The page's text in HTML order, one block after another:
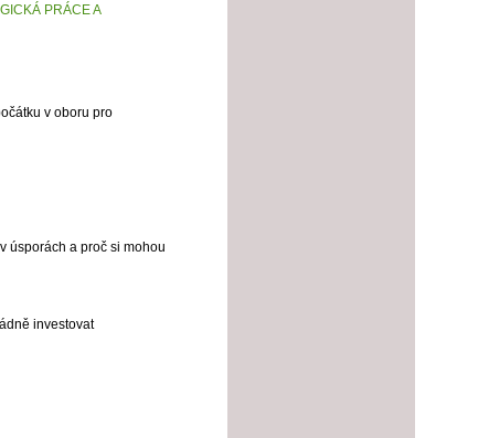
PRÁCE A
v oboru pro
úsporách a proč si mohou
investovat